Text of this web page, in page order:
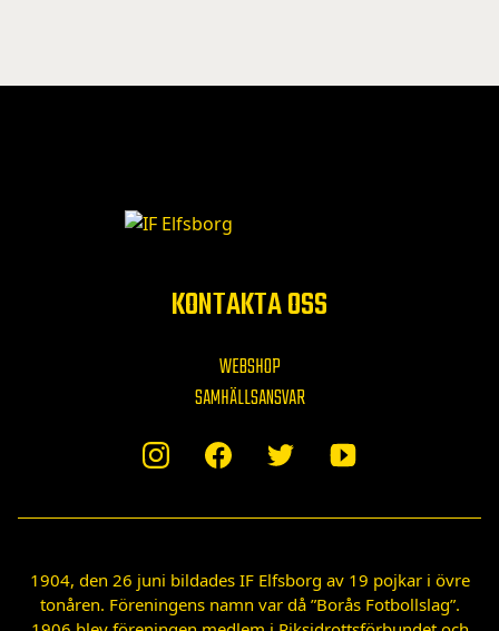
KONTAKTA OSS
WEBSHOP
SAMHÄLLSANSVAR
1904, den 26 juni bildades IF Elfsborg av 19 pojkar i övre
tonåren. Föreningens namn var då ”Borås Fotbollslag”.